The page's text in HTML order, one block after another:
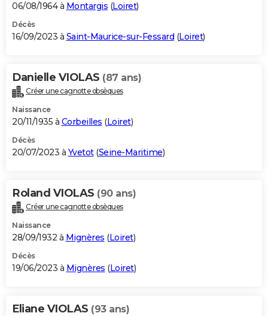
06/08/1964 à Montargis (Loiret)
Décès
16/09/2023 à Saint-Maurice-sur-Fessard (Loiret)
Danielle VIOLAS (87 ans)
Créer une cagnotte obsèques
Naissance
20/11/1935 à Corbeilles (Loiret)
Décès
20/07/2023 à Yvetot(Seine-Maritime)
Roland VIOLAS (90 ans)
Créer une cagnotte obsèques
Naissance
28/09/1932 à Mignères (Loiret)
Décès
19/06/2023 à Mignères (Loiret)
Eliane VIOLAS (93 ans)